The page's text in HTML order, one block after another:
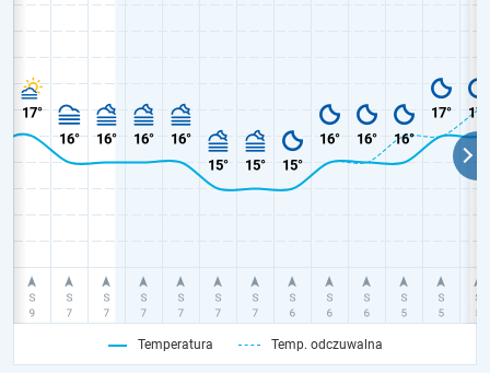
Temperatura Temp. odczuwalna